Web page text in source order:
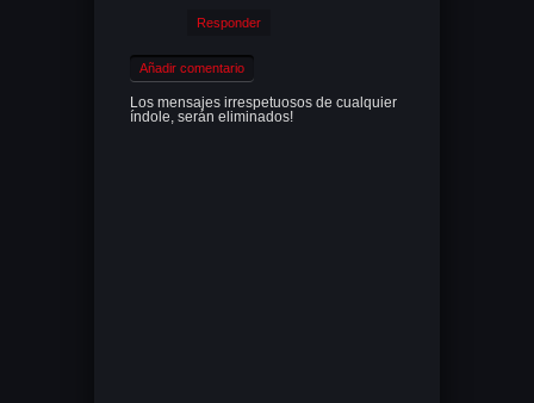
Responder
Añadir comentario
Los mensajes irrespetuosos de cualquier
índole, serán eliminados!